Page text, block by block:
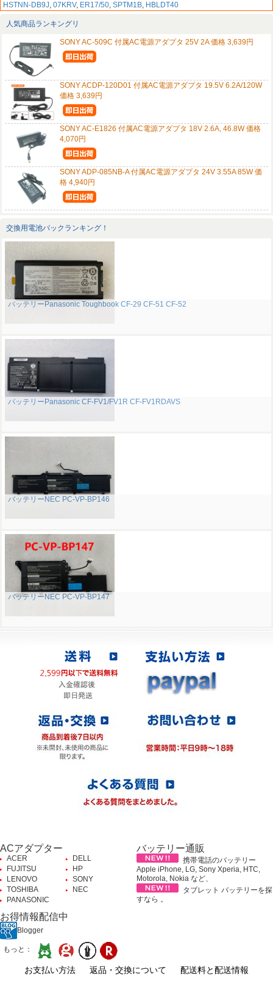
HSTNN-DB9J, 07KRV, ER17/50, SPTM1B, HBLDT40
人気商品ランキングリ
SONY AC-509C 付属AC電源アダプタ 25V 2A 価格 3,639円
SONY ACDP-120D01 付属AC電源アダプタ 19.5V 6.2A/120W
価格 3,639円
SONY AC-E1826 付属AC電源アダプタ 18V 2.6A, 46.8W 価格
4,070円
SONY ADP-085NB-A 付属AC電源アダプタ 24V 3.55A 85W 価
格 4,940円
交換用電池パックランキング！
バッテリーPanasonic Toughbook CF-29 CF-51 CF-52
バッテリーPanasonic CF-FV1/FV1R CF-FV1RDAVS
バッテリーNEC PC-VP-BP146
バッテリーNEC PC-VP-BP147
ACアダプター
ACER
DELL
FUJITSU
HP
LENOVO
SONY
TOSHIBA
NEC
PANASONIC
バッテリー通販
携帯電話のバッテリー
Apple iPhone, LG, Sony Xperia, HTC,
Motorola, Nokia など、
タブレット バッテリーを探
すなら 。
お得情報配信中
Blogger
もっと：
お支払い方法 返品・交換について 配送料と配送情報